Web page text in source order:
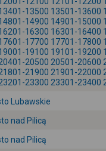
13500 13501-13600
14900 14901-15000
16300 16301-16400
17700 17701-17800
19100 19101-19200
20500 20501-20600
21900 21901-22000
23300 23301-23400
Lubawskie
nad Pilicą
nad Pilicą